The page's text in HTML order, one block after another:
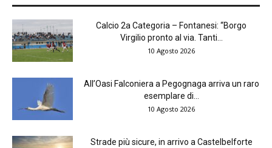
Calcio 2a Categoria – Fontanesi: “Borgo
Virgilio pronto al via. Tanti...
10 Agosto 2026
All’Oasi Falconiera a Pegognaga arriva un raro
esemplare di...
10 Agosto 2026
Strade più sicure, in arrivo a Castelbelforte